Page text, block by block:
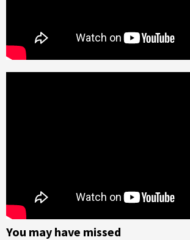
You may have missed